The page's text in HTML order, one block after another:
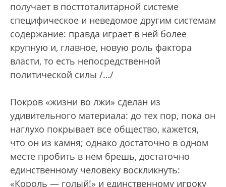
получает в посттоталитарной системе
специфическое и неведомое другим системам
содержание: правда играет в ней более
крупную и, главное, новую роль фактора
власти, то есть непосредственной
политической силы /…/
Покров «жизни во лжи» сделан из
удивительного материала: до тех пор, пока он
наглухо покрывает все общество, кажется,
что он из камня; однако достаточно в одном
месте пробить в нем брешь, достаточно
единственному человеку воскликнуть:
«Король — голый!» и единственному игроку